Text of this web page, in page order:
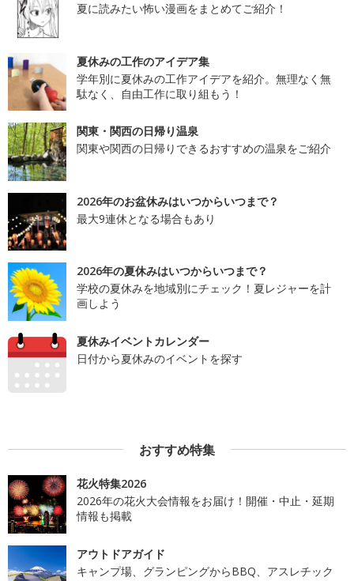
夏に読みたい怖い漫画をまとめてご紹介！
夏休みの工作のアイデア集
学年別に夏休みの工作アイデアを紹介。無理なく無
駄なく、自由工作に取り組もう！
関東・関西の日帰り温泉
関東や関西の日帰りできるおすすめの温泉をご紹介
2026年のお盆休みはいつからいつまで？
最大9連休となる場合もあり
2026年の夏休みはいつからいつまで？
学校の夏休みを地域別にチェック！夏レジャーを計
画しよう
夏休みイベントカレンダー
日付から夏休みのイベントを探す
おすすめ特集
花火特集2026
2026年の花火大会情報をお届け！開催・中止・延期
情報も掲載
アウトドアガイド
キャンプ場、グランピングからBBQ、アスレチック